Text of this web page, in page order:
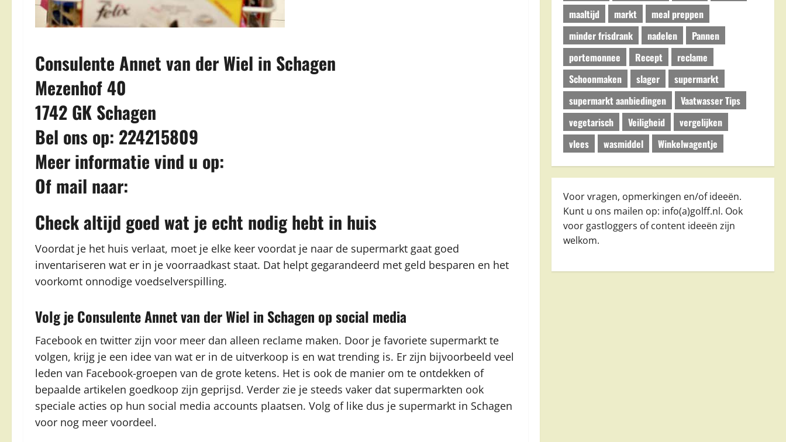
Consulente Annet van der Wiel in Schagen
Mezenhof 40
1742 GK Schagen
Bel ons op: 224215809
Meer informatie vind u op:
Of mail naar:
Check altijd goed wat je echt nodig hebt in huis
Voordat je het huis verlaat, moet je elke keer voordat je naar de supermarkt gaat goed
inventariseren wat er in je voorraadkast staat. Dat helpt gegarandeerd met geld besparen en het
voorkomt onnodige voedselverspilling.
Volg je Consulente Annet van der Wiel in Schagen op social media
Facebook en twitter zijn voor meer dan alleen reclame maken. Door je favoriete supermarkt te
volgen, krijg je een idee van wat er in de uitverkoop is en wat trending is. Er zijn bijvoorbeeld veel
leden van Facebook-groepen van de grote ketens. Het is ook de manier om te ontdekken of
bepaalde artikelen goedkoop zijn geprijsd. Verder zie je steeds vaker dat supermarkten ook
speciale acties op hun social media accounts plaatsen. Volg of like dus je supermarkt in Schagen
voor nog meer voordeel.
maaltijd
markt
meal preppen
minder frisdrank
nadelen
Pannen
portemonnee
Recept
reclame
Schoonmaken
slager
supermarkt
supermarkt aanbiedingen
Vaatwasser Tips
vegetarisch
Veiligheid
vergelijken
vlees
wasmiddel Winkelwagentje
Voor vragen, opmerkingen en/of ideeën.
Kunt u ons mailen op: info(a)golff.nl. Ook
voor gastloggers of content ideeën zijn
welkom.